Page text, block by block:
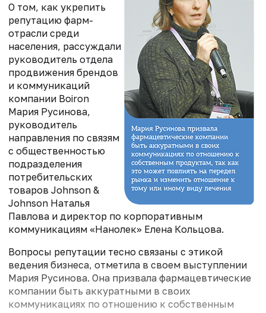
О том, как укрепить
репутацию фарм­
отрасли среди
населения, рассуждали
руководитель отдела
продвижения брендов
и коммуникаций
компании Boiron
Мария Русинова,
руководитель
направления по связям
с общественностью
подразделения
потребительских
товаров Johnson &
Johnson Наталья
Павлова и директор по корпоративным
коммуникациям «Нанолек» Елена Кольцова.
Вопросы репутации тесно связаны с этикой
ведения бизнеса, отметила в своем выступлении
Мария Русинова. Она призвала фармацевтические
компании быть аккуратными в своих
коммуникациях по отношению к собственным